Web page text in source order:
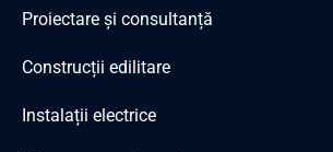
Proiectare și consultanță
Construcții edilitare
Instalații electrice